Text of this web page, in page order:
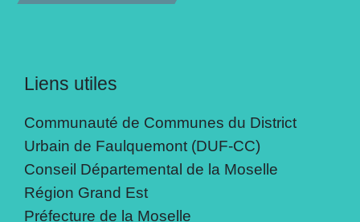
Liens utiles
Communauté de Communes du District
Urbain de Faulquemont (DUF-CC)
Conseil Départemental de la Moselle
Région Grand Est
Préfecture de la Moselle